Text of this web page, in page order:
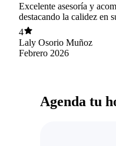
Excelente asesoría y
destacando la calidez en
disposición. 100 %
4
Laly Osorio Muñoz
Febrero 2026
Agenda tu